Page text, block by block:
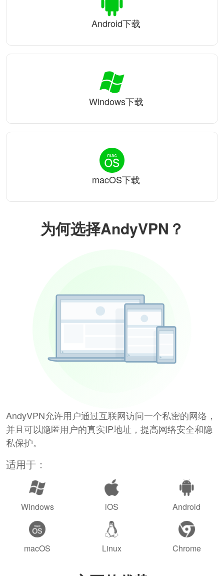
为何选择AndyVPN？
AndyVPN允许用户通过互联网访问一个私密的网络，
并且可以隐匿用户的真实IP地址，提高网络安全和隐
私保护。
适用于：
Windows iOS Android
macOS Linux Chrome
Android下载
Windows下载
macOS下载